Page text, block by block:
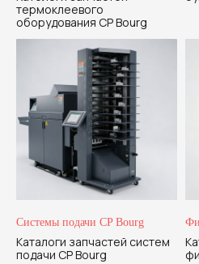
термоклеевого
оборудования CP Bourg
Системы подачи CP Bourg
Каталоги запчастей систем
подачи CP Bourg